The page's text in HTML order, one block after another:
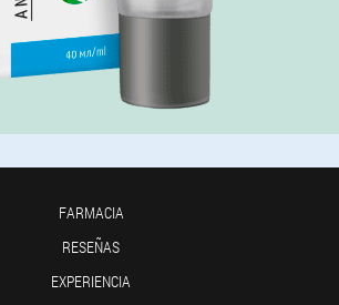
FARMACIA
RESEÑAS
EXPERIENCIA